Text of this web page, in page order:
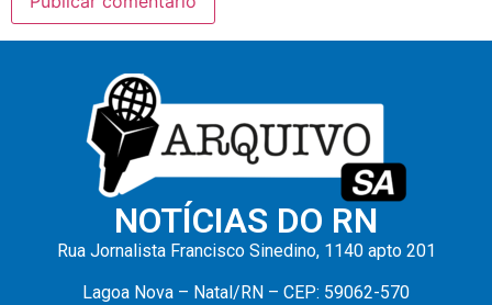
NOTÍCIAS DO RN
Rua Jornalista Francisco Sinedino, 1140 apto 201
Lagoa Nova – Natal/RN – CEP: 59062-570